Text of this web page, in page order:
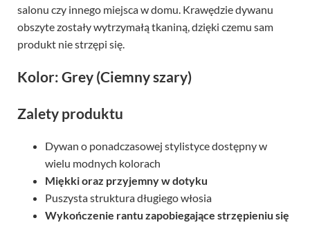
salonu czy innego miejsca w domu. Krawędzie dywanu
obszyte zostały wytrzymałą tkaniną, dzięki czemu sam
produkt nie strzępi się.
Kolor: Grey (Ciemny szary)
Zalety produktu
Dywan o ponadczasowej stylistyce dostępny w
wielu modnych kolorach
Miękki oraz przyjemny w dotyku
Puszysta struktura długiego włosia
Wykończenie rantu zapobiegające strzępieniu się